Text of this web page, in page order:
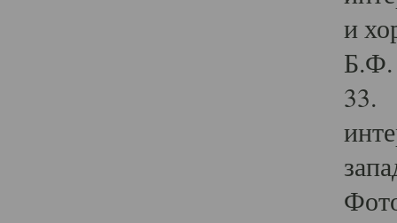
и
Б.Ф.
33.